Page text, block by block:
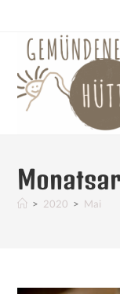
> 2020 > Mai